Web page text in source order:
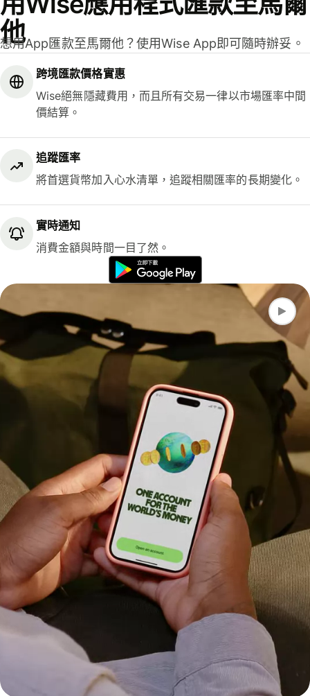
他
想用App匯款至馬爾他？使用Wise App即可隨時辦妥。
跨境匯款價格實惠
Wise絕無隱藏費用，而且所有交易一律以市場匯率中間
價結算。
追蹤匯率
將首選貨幣加入心水清單，追蹤相關匯率的長期變化。
實時通知
消費金額與時間一目了然。